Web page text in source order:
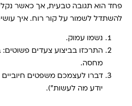
פחד הוא תגובה טבעית, אך כאשר
להשתדל לשמור על קור רוח. איך
נשמו עמוק.
התרכזו בביצוע צעדים
מחסה.
דברו לעצמכם משפטים חיוביים
יודע מה לעשות").